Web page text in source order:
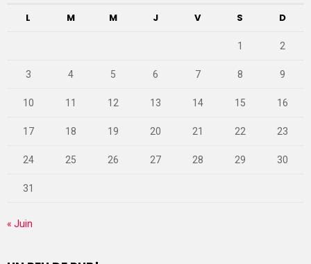
L M M J V S D
1 2
3 4 5 6 7 8 9
10 11 12 13 14 15 16
17 18 19 20 21 22 23
24 25 26 27 28 29 30
31
« Juin